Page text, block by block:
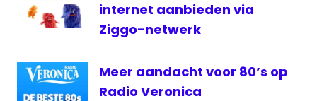
televisie
internet aanbieden via
Ziggo-netwerk
Meer aandacht voor 80’s op
Radio Veronica